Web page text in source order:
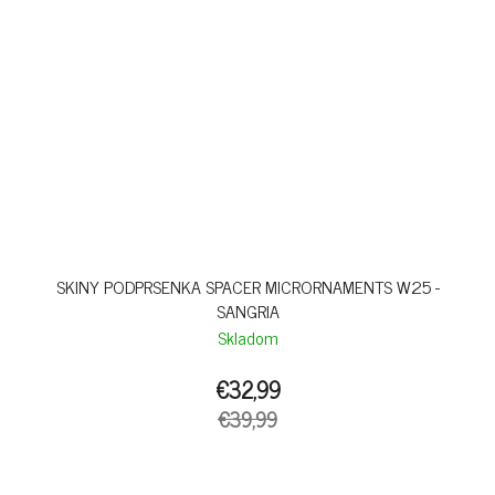
SKINY PODPRSENKA SPACER MICRORNAMENTS W25 -
SANGRIA
Skladom
€32,99
€39,99